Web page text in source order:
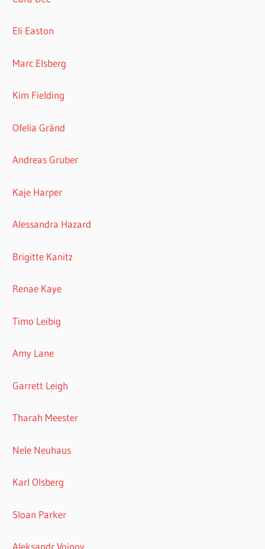
Eli Easton
Marc Elsberg
Kim Fielding
Ofelia Gränd
Andreas Gruber
Kaje Harper
Alessandra Hazard
Brigitte Kanitz
Renae Kaye
Timo Leibig
Amy Lane
Garrett Leigh
Tharah Meester
Nele Neuhaus
Karl Olsberg
Sloan Parker
Aleksandr Voinov